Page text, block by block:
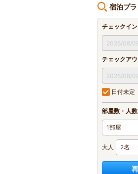
宿泊プ
チェックイン
チェックアウ
日付未定
部屋数・人数
大人